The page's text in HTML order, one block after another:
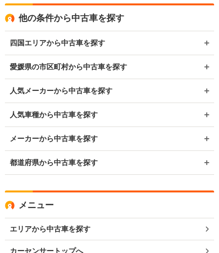
他の条件から中古車を探す
四国エリアから中古車を探す
愛媛県の市区町村から中古車を探す
人気メーカーから中古車を探す
人気車種から中古車を探す
メーカーから中古車を探す
都道府県から中古車を探す
メニュー
エリアから中古車を探す
カーセンサートップへ